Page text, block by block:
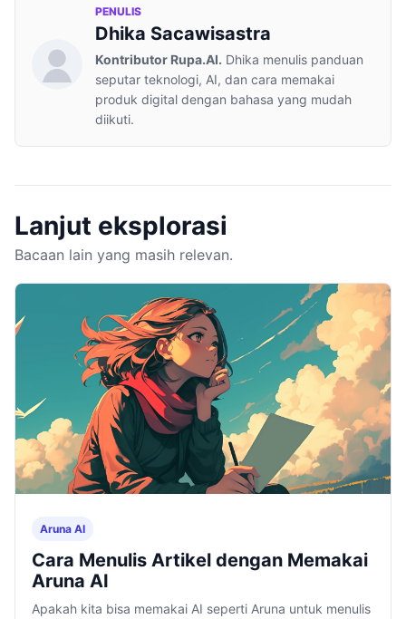
PENULIS
Dhika Sacawisastra
Kontributor Rupa.AI. Dhika menulis panduan
seputar teknologi, AI, dan cara memakai
produk digital dengan bahasa yang mudah
diikuti.
Lanjut eksplorasi
Bacaan lain yang masih relevan.
Aruna AI
Cara Menulis Artikel dengan Memakai
Aruna AI
Apakah kita bisa memakai AI seperti Aruna untuk menulis